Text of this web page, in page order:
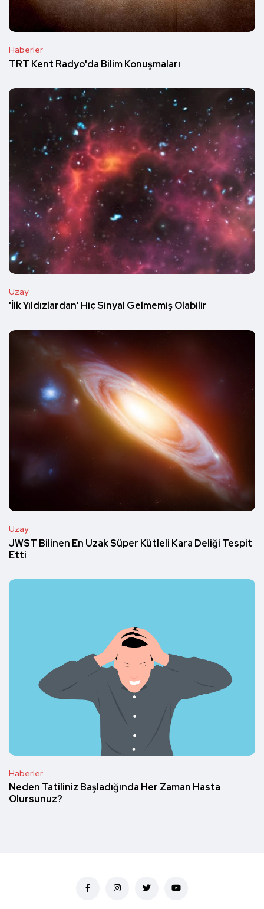
Haberler
TRT Kent Radyo'da Bilim Konuşmaları
Uzay
'İlk Yıldızlardan' Hiç Sinyal Gelmemiş Olabilir
Uzay
JWST Bilinen En Uzak Süper Kütleli Kara Deliği Tespit
Etti
Haberler
Neden Tatiliniz Başladığında Her Zaman Hasta
Olursunuz?